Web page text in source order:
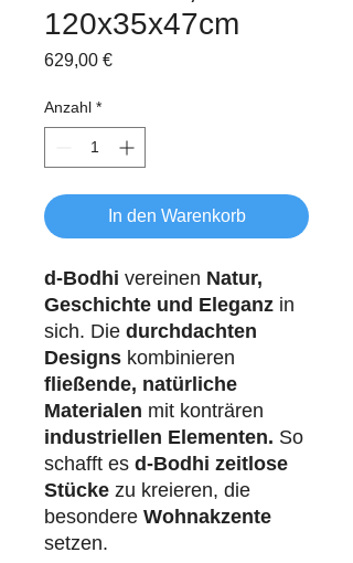
120x35x47cm
629,00 €Preis
Anzahl *
In den Warenkorb
d-Bodhi vereinen Natur,
Geschichte und Eleganz in
sich. Die durchdachten
Designs kombinieren
fließende, natürliche
Materialen mit konträren
industriellen Elementen. So
schafft es d-Bodhi zeitlose
Stücke zu kreieren, die
besondere Wohnakzente
setzen.